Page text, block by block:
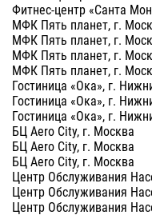
Фитнес-центр «Санта
МФК Пять планет, г.
МФК Пять планет, г.
МФК Пять планет, г.
МФК Пять планет, г.
Гостиница «Ока», г.
Гостиница «Ока», г.
Гостиница «Ока», г.
БЦ Aero City, г. Москва
БЦ Aero City, г. Москва
БЦ Aero City, г. Москва
Центр Обслуживания
Центр Обслуживания
Центр Обслуживания